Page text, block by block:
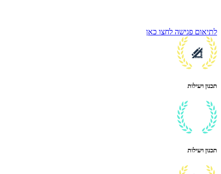
לתיאום פגישה לחצו כאן
תכנון ויעילות
תכנון ויעילות